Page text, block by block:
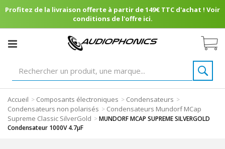
Profitez de la livraison offerte à partir de 149€ TTC d'achat ! Voir
conditions de l'offre ici.
Accueil > Composants électroniques > Condensateurs >
Condensateurs non polarisés > Condensateurs Mundorf MCap
Supreme Classic SilverGold >MUNDORF MCAP SUPREME SILVERGOLD
Condensateur 1000V 4.7µF